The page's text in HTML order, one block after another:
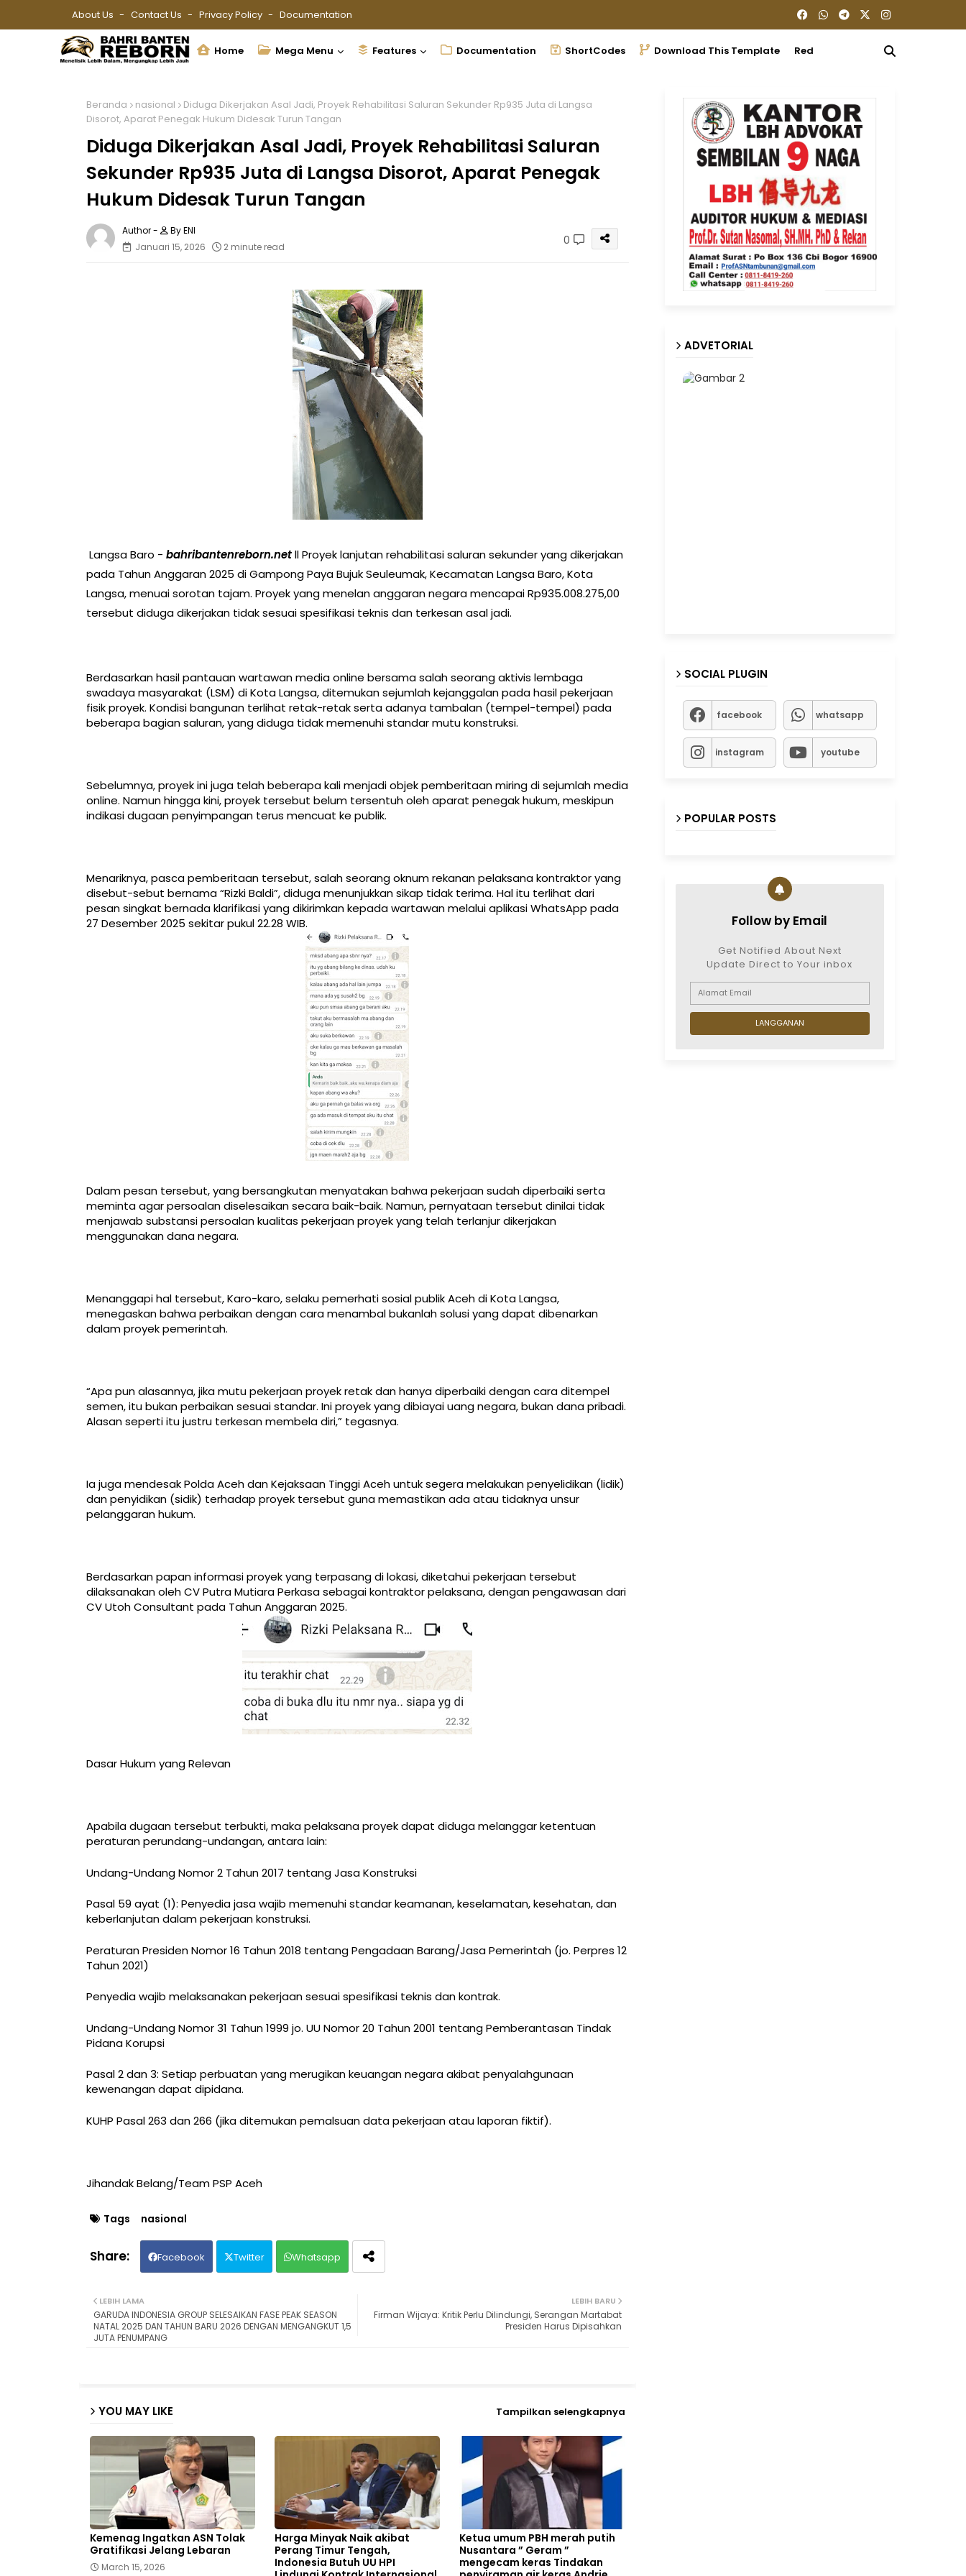
About Us Contact Us Privacy Policy Documentation
Home Mega Menu Features Documentation ShortCodes Download This Template Redaksi
Beranda nasional
Diduga Dikerjakan Asal Jadi, Proyek Rehabilitasi Saluran Sekunder Rp935 Juta di Langsa
Disorot, Aparat Penegak Hukum Didesak Turun Tangan
Diduga Dikerjakan Asal Jadi, Proyek Rehabilitasi Saluran
Sekunder Rp935 Juta di Langsa Disorot, Aparat Penegak
Hukum Didesak Turun Tangan
By ENI
Januari 15, 2026
2 minute read 0
Langsa Baro - bahribantenreborn.netll Proyek lanjutan rehabilitasi saluran sekunder yang dikerjakan
pada Tahun Anggaran 2025 di Gampong Paya Bujuk Seuleumak, Kecamatan Langsa Baro, Kota
Langsa, menuai sorotan tajam. Proyek yang menelan anggaran negara mencapai Rp935.008.275,00
tersebut diduga dikerjakan tidak sesuai spesifikasi teknis dan terkesan asal jadi.
Berdasarkan hasil pantauan wartawan media online bersama salah seorang aktivis lembaga
swadaya masyarakat (LSM) di Kota Langsa, ditemukan sejumlah kejanggalan pada hasil pekerjaan
fisik proyek. Kondisi bangunan terlihat retak-retak serta adanya tambalan (tempel-tempel) pada
beberapa bagian saluran, yang diduga tidak memenuhi standar mutu konstruksi.
Sebelumnya, proyek ini juga telah beberapa kali menjadi objek pemberitaan miring di sejumlah media
online. Namun hingga kini, proyek tersebut belum tersentuh oleh aparat penegak hukum, meskipun
indikasi dugaan penyimpangan terus mencuat ke publik.
Menariknya, pasca pemberitaan tersebut, salah seorang oknum rekanan pelaksana kontraktor yang
disebut-sebut bernama “Rizki Baldi”, diduga menunjukkan sikap tidak terima. Hal itu terlihat dari
pesan singkat bernada klarifikasi yang dikirimkan kepada wartawan melalui aplikasi WhatsApp pada
27 Desember 2025 sekitar pukul 22.28 WIB.
Dalam pesan tersebut, yang bersangkutan menyatakan bahwa pekerjaan sudah diperbaiki serta
meminta agar persoalan diselesaikan secara baik-baik. Namun, pernyataan tersebut dinilai tidak
menjawab substansi persoalan kualitas pekerjaan proyek yang telah terlanjur dikerjakan
menggunakan dana negara.
Menanggapi hal tersebut, Karo-karo, selaku pemerhati sosial publik Aceh di Kota Langsa,
menegaskan bahwa perbaikan dengan cara menambal bukanlah solusi yang dapat dibenarkan
dalam proyek pemerintah.
“Apa pun alasannya, jika mutu pekerjaan proyek retak dan hanya diperbaiki dengan cara ditempel
semen, itu bukan perbaikan sesuai standar. Ini proyek yang dibiayai uang negara, bukan dana pribadi.
Alasan seperti itu justru terkesan membela diri,” tegasnya.
Ia juga mendesak Polda Aceh dan Kejaksaan Tinggi Aceh untuk segera melakukan penyelidikan (lidik)
dan penyidikan (sidik) terhadap proyek tersebut guna memastikan ada atau tidaknya unsur
pelanggaran hukum.
Berdasarkan papan informasi proyek yang terpasang di lokasi, diketahui pekerjaan tersebut
dilaksanakan oleh CV Putra Mutiara Perkasa sebagai kontraktor pelaksana, dengan pengawasan dari
CV Utoh Consultant pada Tahun Anggaran 2025.
Dasar Hukum yang Relevan
Apabila dugaan tersebut terbukti, maka pelaksana proyek dapat diduga melanggar ketentuan
peraturan perundang-undangan, antara lain:
Undang-Undang Nomor 2 Tahun 2017 tentang Jasa Konstruksi
Pasal 59 ayat (1): Penyedia jasa wajib memenuhi standar keamanan, keselamatan, kesehatan, dan
keberlanjutan dalam pekerjaan konstruksi.
Peraturan Presiden Nomor 16 Tahun 2018 tentang Pengadaan Barang/Jasa Pemerintah (jo. Perpres 12
Tahun 2021)
Penyedia wajib melaksanakan pekerjaan sesuai spesifikasi teknis dan kontrak.
Undang-Undang Nomor 31 Tahun 1999 jo. UU Nomor 20 Tahun 2001 tentang Pemberantasan Tindak
Pidana Korupsi
Pasal 2 dan 3: Setiap perbuatan yang merugikan keuangan negara akibat penyalahgunaan
kewenangan dapat dipidana.
KUHP Pasal 263 dan 266 (jika ditemukan pemalsuan data pekerjaan atau laporan fiktif).
Jihandak Belang/Team PSP Aceh
Tags nasional
Facebook Twitter Whatsapp
LEBIH BARU
Firman Wijaya: Kritik Perlu Dilindungi, Serangan Martabat
Presiden Harus Dipisahkan
LEBIH LAMA
GARUDA INDONESIA GROUP SELESAIKAN FASE PEAK SEASON
NATAL 2025 DAN TAHUN BARU 2026 DENGAN MENGANGKUT 1,5
JUTA PENUMPANG
YOU MAY LIKE Tampilkan selengkapnya
Kemenag Ingatkan ASN Tolak
Gratifikasi Jelang Lebaran
March 15, 2026
Harga Minyak Naik akibat
Perang Timur Tengah,
Indonesia Butuh UU HPI
Ketua umum PBH merah putih
Nusantara ” Geram ”
mengecam keras Tindakan
ADVETORIAL
SOCIAL PLUGIN
facebook whatsapp
instagram youtube
POPULAR POSTS
Follow by Email
Get Notified About Next
Update Direct to Your inbox